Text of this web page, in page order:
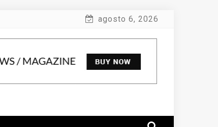
agosto 6, 2026